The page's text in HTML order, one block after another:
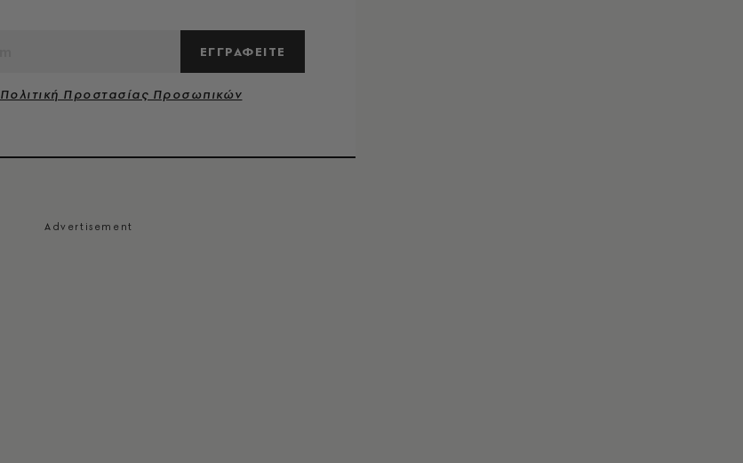
ΕΓΓΡΑΦΕΙΤΕ
Πολιτική Προστασίας Προσωπικών